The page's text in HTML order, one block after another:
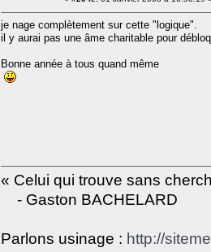
je nage complètement sur cette "logique".
il y aurai pas une âme charitable pour
Bonne année à tous quand même
« Celui qui trouve sans
- Gaston BACHELARD
Parlons usinage : http://